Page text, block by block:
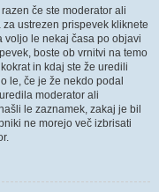
če ste moderator ali
ustrezen prispevek kliknete
voljo le nekaj časa po objavi
boste ob vrnitvi na temo
in kdaj ste že uredili
le, če je že nekdo podal
moderator ali
le zaznamek, zakaj je bil
ne morejo več izbrisati